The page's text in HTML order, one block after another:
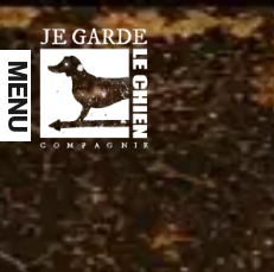
Aller au contenu principal